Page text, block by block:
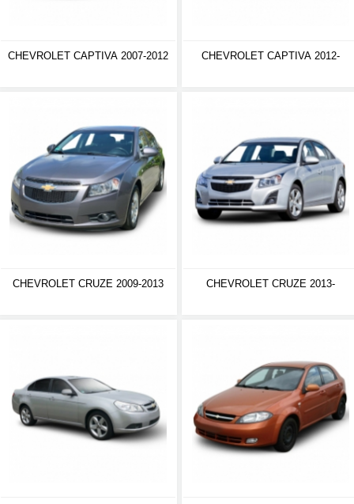
CHEVROLET CAPTIVA 2007-2012 CHEVROLET CAPTIVA 2012-
CHEVROLET CRUZE 2009-2013 CHEVROLET CRUZE 2013-